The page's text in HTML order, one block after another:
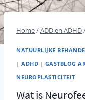
Home/ADD en ADHD
NATUURLIJKE
|ADHD | GASTBLOG
NEUROPLASTICITEIT
Wat is